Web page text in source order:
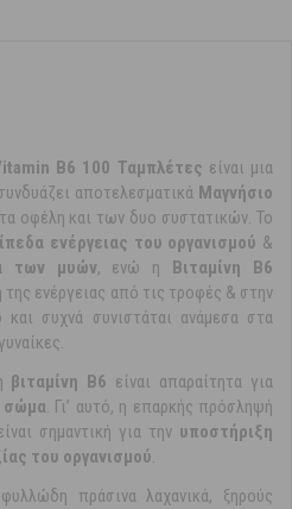
B6 100 Ταμπλέτες είναι μια
αποτελεσματικά Μαγνήσιο
οφέλη και των δυο συστατικών. Το
ενέργειας του οργανισμού &
των μυών, ενώ η Βιταμίνη Β6
ενέργειας από τις τροφές & στην
συχνά συνιστάται ανάμεσα στα
βιταμίνη Β6 είναι απαραίτητα για
σώμα. Γι’ αυτό, η επαρκής πρόσληψή
σημαντική για την υποστήριξη
του οργανισμού.
πράσινα λαχανικά, ξηρούς